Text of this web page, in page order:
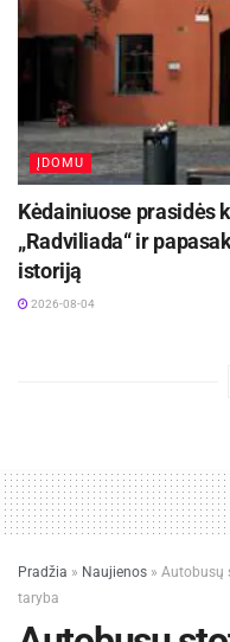
ĮDOMU
Kėdainiuose prasidės
„Radviliada“ ir
istoriją
2026-08-04
Pradžia » Naujienos » Autobusų
taryba